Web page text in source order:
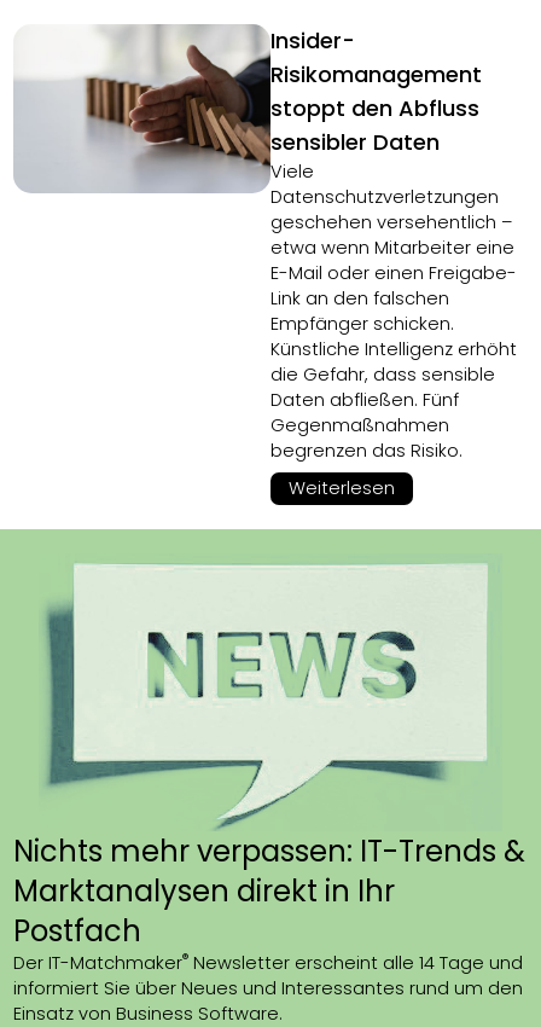
Insider-
Risikomanagement
stoppt den Abfluss
sensibler Daten
Viele
Datenschutzverletzungen
geschehen versehentlich –
etwa wenn Mitarbeiter eine
E-Mail oder einen Freigabe-
Link an den falschen
Empfänger schicken.
Künstliche Intelligenz erhöht
die Gefahr, dass sensible
Daten abfließen. Fünf
Gegenmaßnahmen
begrenzen das Risiko.
Weiterlesen
Nichts mehr verpassen: IT-Trends &
Marktanalysen direkt in Ihr
Postfach
Der IT-Matchmaker® Newsletter erscheint alle 14 Tage und
informiert Sie über Neues und Interessantes rund um den
Einsatz von Business Software.